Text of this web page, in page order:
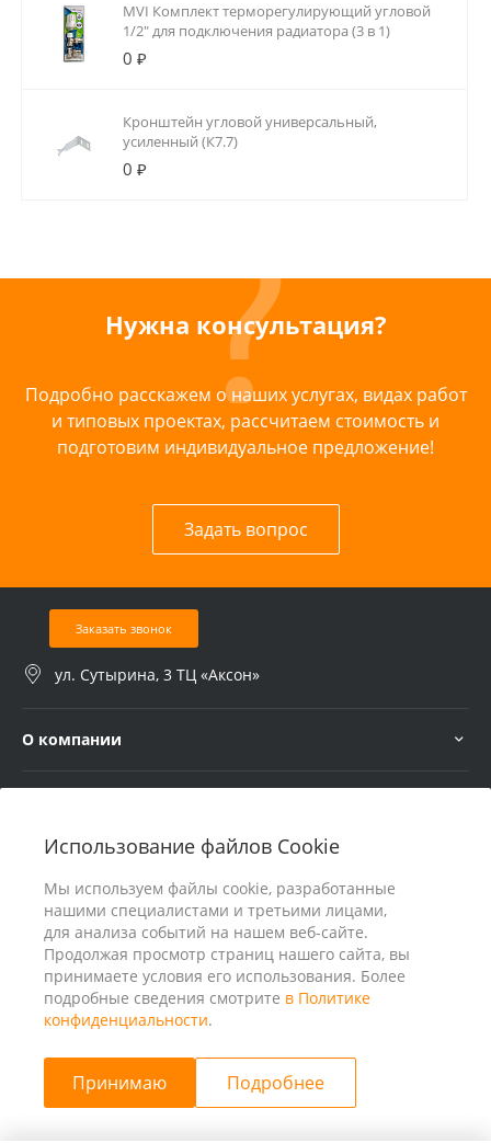
Использование файлов Cookie
Мы используем файлы cookie, разработанные
нашими специалистами и третьими лицами,
для анализа событий на нашем веб-сайте.
Продолжая просмотр страниц нашего сайта, вы
принимаете условия его использования. Более
подробные сведения смотрите в Политике
конфиденциальности.
Принимаю Подробнее
MVI Комплект терморегулирующий угловой
1/2" для подключения радиатора (3 в 1)
0 ₽
Кронштейн угловой универсальный,
усиленный (К7.7)
0 ₽
Нужна консультация?
Подробно расскажем о наших услугах, видах работ
и типовых проектах, рассчитаем стоимость и
подготовим индивидуальное предложение!
Задать вопрос
Заказать звонок
ул. Сутырина, 3 ТЦ «Аксон»
О компании